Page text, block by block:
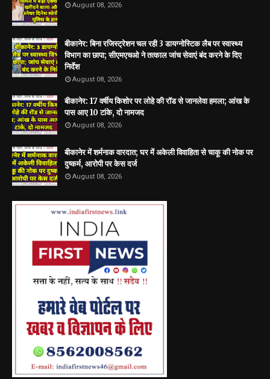
August 08, 2026
बीकानेर: बिना रजिस्ट्रेशन चल रही 3 डायग्नोस्टिक लैब पर स्वास्थ्य
विभाग का छापा; सीएमएचओ ने तत्काल जांच सेवाएं बंद करने के दिए
निर्देश
August 08, 2026
बीकानेर: 17 वर्षीय किशोर पर लोहे की रॉड से जानलेवा हमला; आंख के
पास आए 10 टांके, दो नामजद
August 08, 2026
बीकानेर में शर्मनाक वारदात; घर में अकेली विवाहिता से चाकू की नोक पर
दुष्कर्म, आरोपी पर केस दर्ज
August 08, 2026